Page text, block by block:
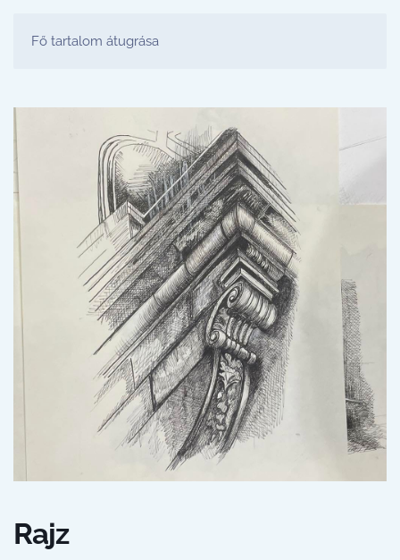
Fő tartalom átugrása
FESTŐ PARTY STÚDIÓ
Rajz